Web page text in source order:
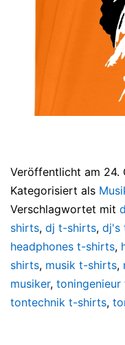
Veröffentlicht am 24.
Kategorisiert als
Verschlagwortet mit
shirts, dj t-shirts, dj's
headphones t-shirts,
shirts, musik t-shirts,
musiker,
tontechnik t-shirts,